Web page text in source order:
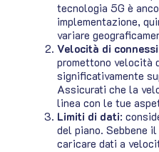
tecnologia 5G è
implementazione,
variare
Velocità di
promettono velocità
significativamente
Assicurati che la
linea con le tue
Limiti di dati:
del piano. Sebbene
caricare dati a